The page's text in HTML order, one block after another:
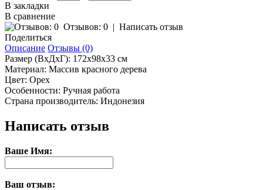
В закладки
В сравнение
Отзывов: 0 | Написать отзыв
Поделиться
Описание Отзывы (0)
Размер (ВхДхГ): 172х98х33 см
Материал: Массив красного дерева
Цвет: Орех
Особенности: Ручная работа
Страна производитель: Индонезия
Написать отзыв
Ваше Имя:
Ваш отзыв: